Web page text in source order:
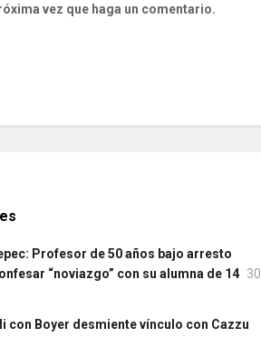
vez que haga un comentario.
Profesor de 50 años bajo arresto
“noviazgo” con su alumna de 14 30
con Boyer desmiente vínculo con Cazzu